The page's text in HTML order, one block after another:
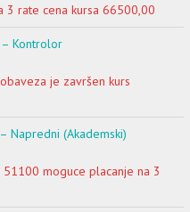
3 rate cena kursa 66500,00
Kontrolor
je završen kurs
Napredni (Akademski)
moguce placanje na 3